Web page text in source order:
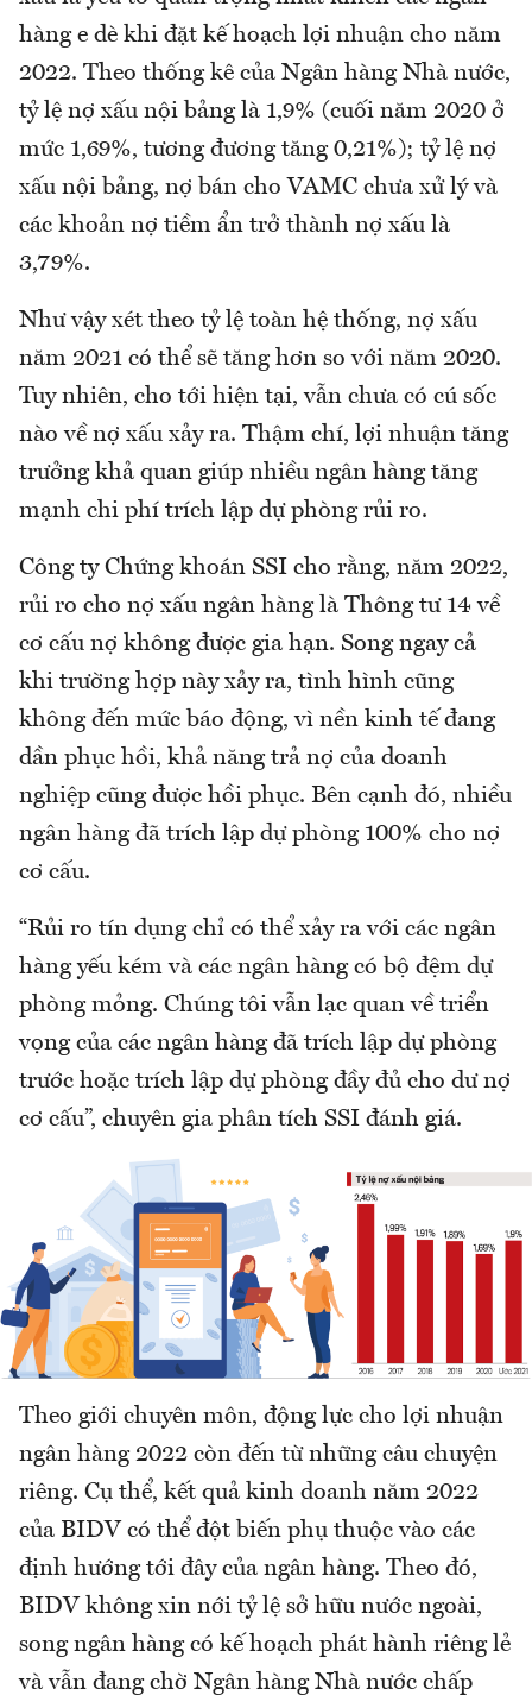
hàng e dè khi đặt kế hoạch lợi nhuận cho năm
2022. Theo thống kê của Ngân hàng Nhà nước,
tỷ lệ nợ xấu nội bảng là 1,9% (cuối năm 2020 ở
mức 1,69%, tương đương tăng 0,21%); tỷ lệ nợ
xấu nội bảng, nợ bán cho VAMC chưa xử lý và
các khoản nợ tiềm ẩn trở thành nợ xấu là
3,79%.
Như vậy xét theo tỷ lệ toàn hệ thống, nợ xấu
năm 2021 có thể sẽ tăng hơn so với năm 2020.
Tuy nhiên, cho tới hiện tại, vẫn chưa có cú sốc
nào về nợ xấu xảy ra. Thậm chí, lợi nhuận tăng
trưởng khả quan giúp nhiều ngân hàng tăng
mạnh chi phí trích lập dự phòng rủi ro.
Công ty Chứng khoán SSI cho rằng, năm 2022,
rủi ro cho nợ xấu ngân hàng là Thông tư 14 về
cơ cấu nợ không được gia hạn. Song ngay cả
khi trường hợp này xảy ra, tình hình cũng
không đến mức báo động, vì nền kinh tế đang
dần phục hồi, khả năng trả nợ của doanh
nghiệp cũng được hồi phục. Bên cạnh đó, nhiều
ngân hàng đã trích lập dự phòng 100% cho nợ
cơ cấu.
“Rủi ro tín dụng chỉ có thể xảy ra với các ngân
hàng yếu kém và các ngân hàng có bộ đệm dự
phòng mỏng. Chúng tôi vẫn lạc quan về triển
vọng của các ngân hàng đã trích lập dự phòng
trước hoặc trích lập dự phòng đầy đủ cho dư nợ
cơ cấu”, chuyên gia phân tích SSI đánh giá.
Theo giới chuyên môn, động lực cho lợi nhuận
ngân hàng 2022 còn đến từ những câu chuyện
riêng. Cụ thể, kết quả kinh doanh năm 2022
của BIDV có thể đột biến phụ thuộc vào các
định hướng tới đây của ngân hàng. Theo đó,
BIDV không xin nới tỷ lệ sở hữu nước ngoài,
song ngân hàng có kế hoạch phát hành riêng lẻ
và vẫn đang chờ Ngân hàng Nhà nước chấp